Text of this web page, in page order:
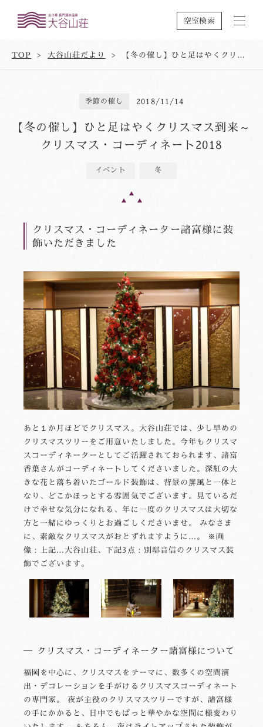
空室検索
TOP 大谷山荘だより 【冬の催し】ひと足はやくクリスマス到来～クリスマス・コーディネート2018
季節の催し 2018/11/14
【冬の催し】ひと足はやくクリスマス到来～
クリスマス・コーディネート2018
イベント 冬
クリスマス・コーディネーター諸富様に装
飾いただきました
あと１か月ほどでクリスマス。大谷山荘では、少し早めの
クリスマスツリーをご用意いたしました。今年もクリスマ
スコーディネーターとしてご活躍されておられます、諸富
香葉さんがコーディネートしてくださいました。深紅の大
きな花と落ち着いたゴールド装飾は、背景の屏風と一体と
なり、どこかほっとする雰囲気でございます。見ているだ
けで幸せな気分になれる、年に一度のクリスマスは大切な
方と一緒にゆっくりとお過ごしくださいませ。 みなさま
に、素敵なクリスマスがおとずれますように…。 ※画
像：上記…大谷山荘、下記3点：別邸音信のクリスマス装
飾でございます。
クリスマス・コーディネーター諸富様について
福岡を中心に、クリスマスをテーマに、数多くの空間演
出・デコレーションを手がけるクリスマスコーディネート
の専門家。 夜が主役のクリスマスツリーですが、諸富様
の手にかかると、日中でもぱっと華やかな空間に様変わり